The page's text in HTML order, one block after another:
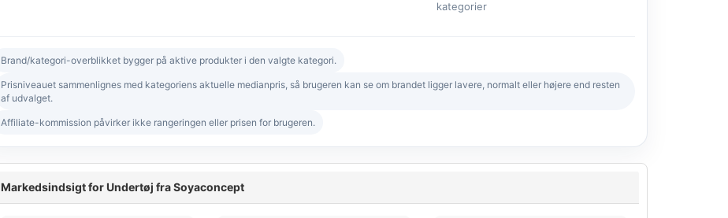
kategorier
Brand/kategori-overblikket bygger på aktive produkter i den valgte kategori.
Prisniveauet sammenlignes med kategoriens aktuelle medianpris, så brugeren kan se om brandet ligger lavere, normalt eller højere end resten
af udvalget.
Affiliate-kommission påvirker ikke rangeringen eller prisen for brugeren.
Markedsindsigt for Undertøj fra Soyaconcept